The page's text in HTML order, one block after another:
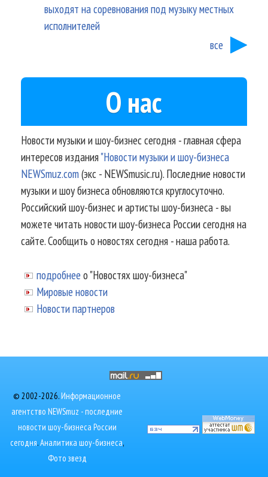
выходят на соревнования под музыку местных
исполнителей
все
О нас
Новости музыки и шоу-бизнес сегодня - главная сфера
интересов издания"Новости музыки и шоу-бизнеса
NEWSmuz.com(экс - NEWSmusic.ru). Последние новости
музыки и шоу бизнеса обновляются круглосуточно.
Российский шоу-бизнес и артисты шоу-бизнеса - вы
можете читать новости шоу-бизнеса России сегодня на
сайте. Сообщить о новостях сегодня - наша работа.
подробнее о "Новостях шоу-бизнеса"
Мировые новости
Новости партнеров
© 2002-2026.Информационное
агентство NEWSmuz - последние
новости шоу-бизнеса России
сегодня.Аналитика шоу-бизнеса,
Фото звезд